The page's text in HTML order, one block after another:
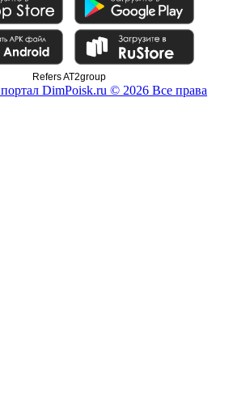
Refers AT2group
DimPoisk.ru © 2026 Все права